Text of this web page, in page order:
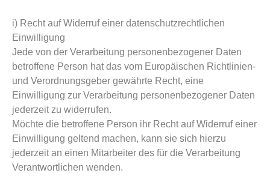
i) Recht auf Widerruf einer datenschutzrechtlichen
Einwilligung
Jede von der Verarbeitung personenbezogener Daten
betroffene Person hat das vom Europäischen Richtlinien-
und Verordnungsgeber gewährte Recht, eine
Einwilligung zur Verarbeitung personenbezogener Daten
jederzeit zu widerrufen.
Möchte die betroffene Person ihr Recht auf Widerruf einer
Einwilligung geltend machen, kann sie sich hierzu
jederzeit an einen Mitarbeiter des für die Verarbeitung
Verantwortlichen wenden.